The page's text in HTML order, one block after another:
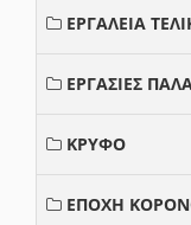
ΕΡΓΑΛΕΙΑ
ΕΡΓΑΣΙΕΣ
ΚΡΥΦΟ
ΕΠΟΧΗ